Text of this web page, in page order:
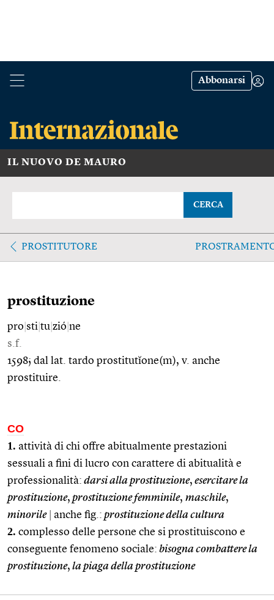
Abbonarsi
IL NUOVO DE MAURO
CERCA
PROSTITUTORE
prostituzione
pro sti tu zió ne
s.f.
1598; dal lat. tardo prostitutĭone(m), v. anche
prostituire.
CO
1. attività di chi offre abitualmente prestazioni
sessuali a fini di lucro con carattere di abitualità e
professionalità: darsi alla prostituzione, esercitare la
prostituzione, prostituzione femminile, maschile,
minorile
anche fig.: prostituzione della cultura
2. complesso delle persone che si prostituiscono e
conseguente fenomeno sociale: bisogna combattere la
prostituzione, la piaga della prostituzione